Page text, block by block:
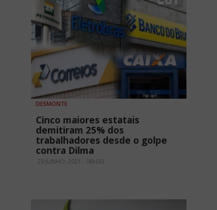
DESMONTE
Cinco maiores estatais
demitiram 25% dos
trabalhadores desde o golpe
contra Dilma
29 JUNHO, 2021 - 08H30